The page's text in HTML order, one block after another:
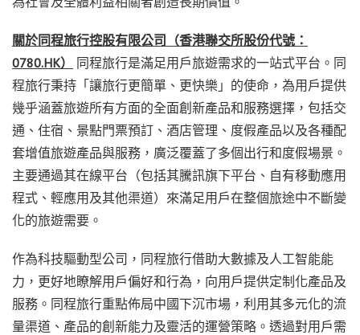
關於同程旅行控股有限公司（香港聯交所股份代號：
0780.HK）
同程旅行是滿足用戶旅遊需求的一站式平台。同
程旅行秉持「讓旅行更簡單、更快樂」的使命，為用戶提供
幾乎涵蓋旅遊所有方面的全面創新產品和服務選擇，包括交
通、住宿、景點門票預訂、酒店管理、度假產品以及各種配
套增值旅遊產品與服務，廣泛覆蓋了多個出行和度假場景。
主要通過其在線平台（包括其騰訊旗下平台、自有移動應用
程式、輕應用及其他渠道）來滿足用戶在整個旅途中不斷變
化的旅遊需要。
作為科技驅動型公司，同程旅行借助大數據及人工智能能
力，更好地瞭解用戶偏好和行為，向用戶提供定制化產品及
服務。同程旅行重點佈局中國下沉市場，利用其多元化的流
量渠道、產品的創新能力及靈活的運營策略。透過對用戶需